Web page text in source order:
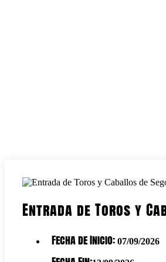
Entrada de Toros y
Fecha de Inicio: 07/09/2026